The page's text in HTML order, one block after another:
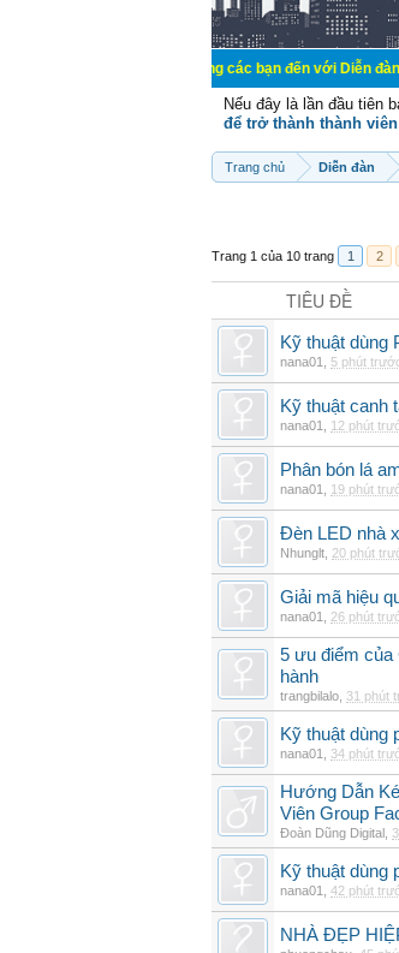
Chào mừng các bạn đến với Diễn đàn Cơ Điện
Nếu đây là lần đầu tiên
để trở thành thành viên
Trang chủ Diễn đàn
Trang 1 của 10 trang 1 2
TIÊU ĐỀ
Kỹ thuật dùng
nana01 5 phút
Kỹ thuật canh
nana01 12 phút
Phân bón lá
nana01 19 phút
Đèn LED nhà
Nhunglt 20 phút
Giải mã hiệu
nana01 26 phút
5 ưu điểm của
hành
trangbilalo 31 phút
Kỹ thuật dùng
nana01 34 phút
Hướng Dẫn
Viên Group
Đoàn Dũng Digital
Kỹ thuật dùng
nana01 42 phút
NHÀ ĐẸP